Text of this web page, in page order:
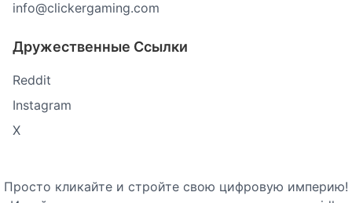
info@clickergaming.com
Дружественные Ссылки
Reddit
Instagram
X
Просто кликайте и стройте свою цифровую империю!